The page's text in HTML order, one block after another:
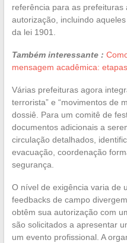
referência para as prefeituras
autorização, incluindo
da lei 1901.
Também interessante :
mensagem acadêmica:
Várias prefeituras agora
terrorista” e “movimentos de
dossiê. Para um comitê de
documentos adicionais a
circulação detalhados,
evacuação, coordenação
segurança.
O nível de exigência varia de
feedbacks de campo
obtêm sua autorização com
são solicitados a apresentar
um evento profissional. A